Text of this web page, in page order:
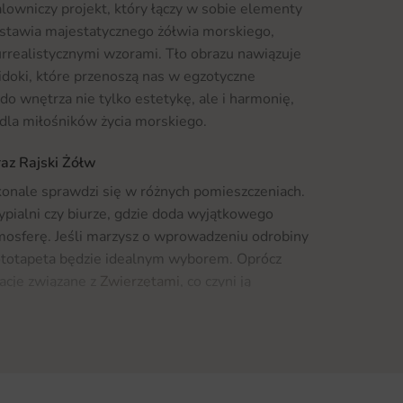
projekt, który łączy w sobie elementy
majestatycznego żółwia morskiego,
wzorami. Tło obrazu nawiązuje
które przenoszą nas w egzotyczne
wnętrza nie tylko estetykę, ale i harmonię,
miłośników życia morskiego.
Rajski Żółw
sprawdzi się w różnych pomieszczeniach.
czy biurze, gdzie doda wyjątkowego
Jeśli marzysz o wprowadzeniu odrobiny
będzie idealnym wyborem. Oprócz
Zwierzętami